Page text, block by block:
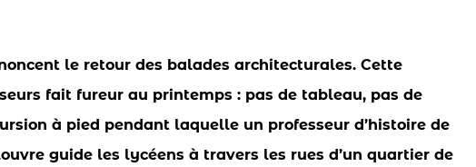
le retour des balades architecturales. Cette
fait fureur au printemps : pas de tableau, pas de
à pied pendant laquelle un professeur d’histoire de
guide les lycéens à travers les rues d’un quartier de